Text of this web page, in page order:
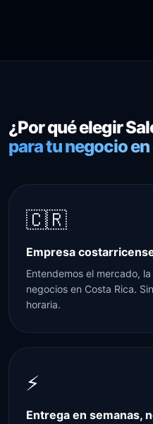
¿Por qué elegir
para tu negocio
🇨🇷
Empresa
Entendemos el mercado,
negocios en Costa Rica.
horaria.
⚡
Entrega en semanas,